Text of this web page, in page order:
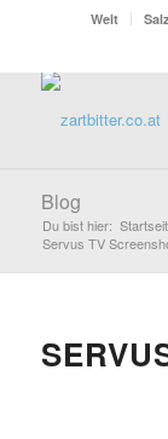
Welt
Blog
Du bist hier:
Servus TV